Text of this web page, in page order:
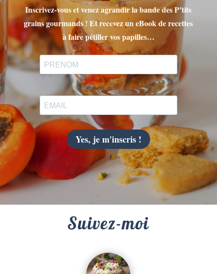
Inscrivez-vous et venez agrandir la bande des P’tits
grains gourmands ! Et recevez un eBook de recettes
à faire pétiller vos papilles…
Yes, je m'inscris !
Suivez-moi